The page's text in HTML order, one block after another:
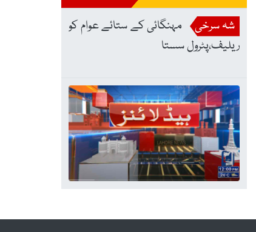
شہ سرخی
مہنگائی کے ستائے عوام کو
ریلیف،پٹرول سستا